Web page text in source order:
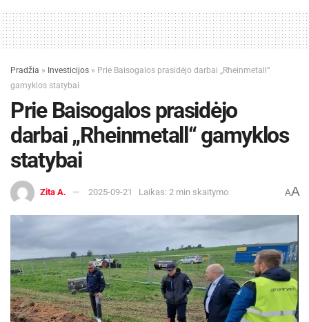
Pradžia » Investicijos » Prie Baisogalos prasidėjo darbai „Rheinmetall“
gamyklos statybai
Prie Baisogalos prasidėjo
darbai „Rheinmetall“ gamyklos
statybai
Zita A. 2025-09-21 Laikas: 2 min skaitymo AA